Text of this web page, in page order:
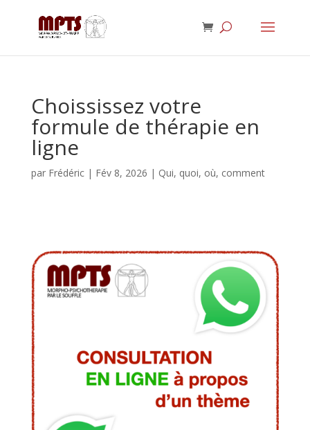
Choississez votre
formule de thérapie en
ligne
par Frédéric| Fév 8, 2026 | Qui, quoi, où, comment